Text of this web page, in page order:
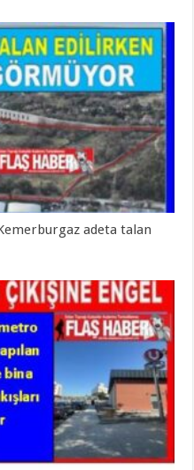
adeta talan